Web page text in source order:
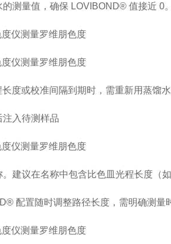
测量值，确保 LOVIBOND® 值接近 0
长度或校准间隔到期时，需重新用蒸馏
注入待测样品
建议在名称中包含比色皿 光程长度（如
配置随时调整路径长度，需明确测量